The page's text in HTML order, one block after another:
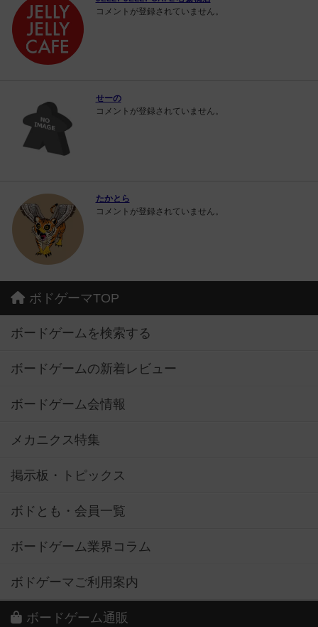
コメントが登録されていません。
せーの
コメントが登録されていません。
たかとら
コメントが登録されていません。
ボドゲーマTOP
ボードゲームを検索する
ボードゲームの新着レビュー
ボードゲーム会情報
メカニクス特集
掲示板・トピックス
ボドとも・会員一覧
ボードゲーム業界コラム
ボドゲーマご利用案内
ボードゲーム通販